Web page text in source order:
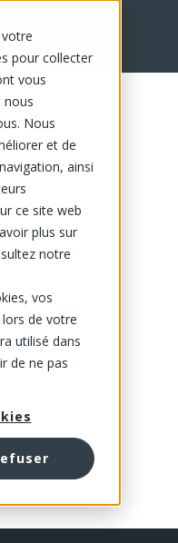
pour collecter
vous
nous
Nous
et de
ainsi
ce site web
plus sur
notre
vos
de votre
utilisé dans
de ne pas
disponible.